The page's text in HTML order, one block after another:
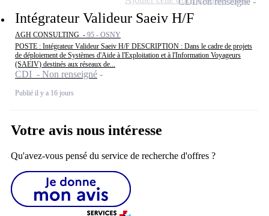
Intégrateur Valideur Saeiv H/F
AGH CONSULTING - 95 - OSNY
POSTE : Intégrateur Valideur Saeiv H/F DESCRIPTION : Dans le cadre de projets
de déploiement de Systèmes d'Aide à l'Exploitation et à l'Information Voyageurs
(SAEIV) destinés aux réseaux de...
CDI - Non renseigné
Publié il y a 16 jours
Votre avis nous intéresse
Qu'avez-vous pensé du service de recherche d'offres ?